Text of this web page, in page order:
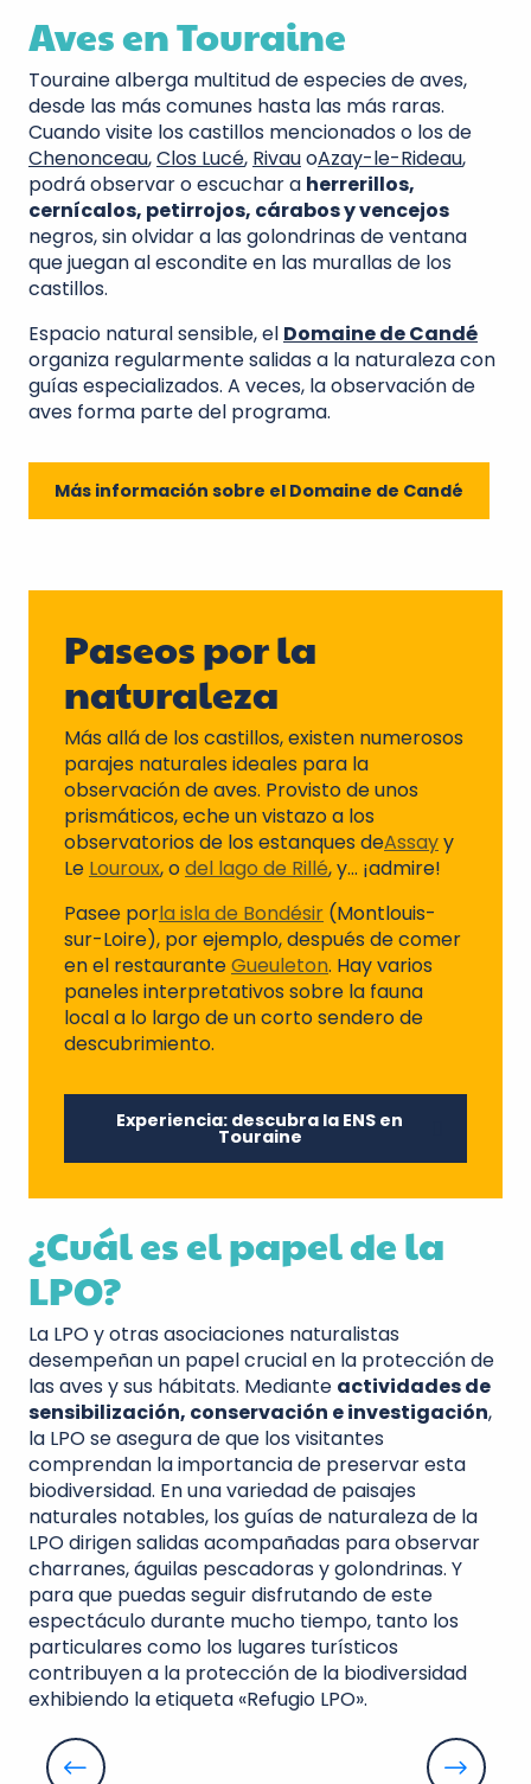
Aves en Touraine
Touraine alberga multitud de especies de aves,
desde las más comunes hasta las más raras.
Cuando visite los castillos mencionados o los de
Chenonceau,Clos Lucé, RivauoAzay-le-Rideau,
podrá observar o escuchar a herrerillos,
cernícalos, petirrojos, cárabos y vencejos
negros, sin olvidar a las golondrinas de ventana
que juegan al escondite en las murallas de los
castillos.
Espacio natural sensible, el Domaine de Candé
organiza regularmente salidas a la naturaleza con
guías especializados. A veces, la observación de
aves forma parte del programa.
Más información sobre el Domaine de Candé
Paseos por la
naturaleza
Más allá de los castillos, existen numerosos
parajes naturales ideales para la
observación de aves. Provisto de unos
prismáticos, eche un vistazo a los
observatorios de los estanques deAssayy
Le Louroux, odel lago de Rillé, y… ¡admire!
Pasee porla isla de Bondésir (Montlouis-
sur-Loire), por ejemplo, después de comer
en el restauranteGueuleton. Hay varios
paneles interpretativos sobre la fauna
local a lo largo de un corto sendero de
descubrimiento.
Experiencia: descubra la ENS en
Touraine
¿Cuál es el papel de la
LPO?
La LPO y otras asociaciones naturalistas
desempeñan un papel crucial en la protección de
las aves y sus hábitats. Mediante actividades de
sensibilización, conservación e investigación,
la LPO se asegura de que los visitantes
comprendan la importancia de preservar esta
biodiversidad. En una variedad de paisajes
naturales notables, los guías de naturaleza de la
LPO dirigen salidas acompañadas para observar
charranes, águilas pescadoras y golondrinas. Y
para que puedas seguir disfrutando de este
espectáculo durante mucho tiempo, tanto los
particulares como los lugares turísticos
contribuyen a la protección de la biodiversidad
exhibiendo la etiqueta «Refugio LPO».